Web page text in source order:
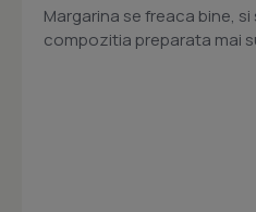
Margarina se freaca bine, si
compozitia preparata mai